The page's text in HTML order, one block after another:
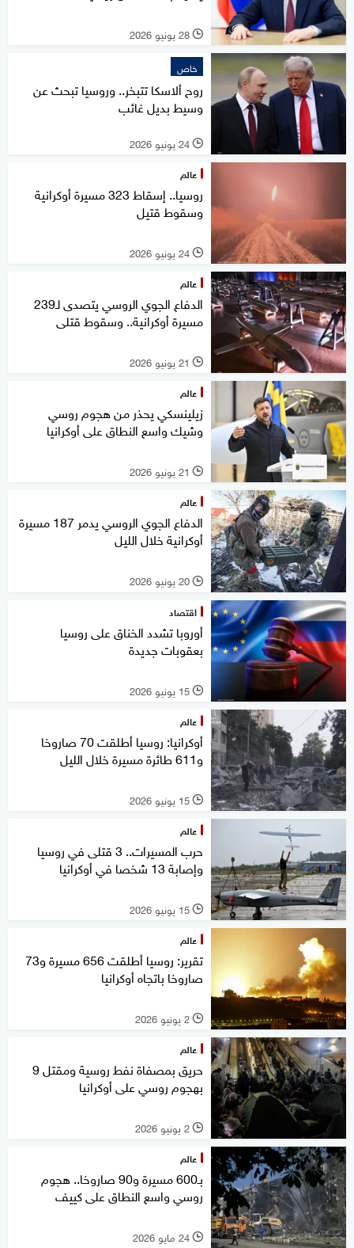
l 28 يونيو 2026
خاص
روح ألاسكا تتبخر.. وروسيا تبحث عن
وسيط بديل غائب
l 24 يونيو 2026
عالم
روسيا.. إسقاط 323 مسيرة أوكرانية
وسقوط قتيل
l 24 يونيو 2026
عالم
الدفاع الجوي الروسي يتصدى لـ239
مسيرة أوكرانية.. وسقوط قتلى
l 21 يونيو 2026
عالم
زيلينسكي يحذر من هجوم روسي
وشيك واسع النطاق على أوكرانيا
l 21 يونيو 2026
عالم
الدفاع الجوي الروسي يدمر 187 مسيرة
أوكرانية خلال الليل
l 20 يونيو 2026
اقتصاد
أوروبا تشدد الخناق على روسيا
بعقوبات جديدة
l 15 يونيو 2026
عالم
أوكرانيا: روسيا أطلقت 70 صاروخا
و611 طائرة مسيرة خلال الليل
l 15 يونيو 2026
عالم
حرب المسيرات.. 3 قتلى في روسيا
وإصابة 13 شخصا في أوكرانيا
l 15 يونيو 2026
عالم
تقرير: روسيا أطلقت 656 مسيرة و73
صاروخا باتجاه أوكرانيا
l 2 يونيو 2026
عالم
حريق بمصفاة نفط روسية ومقتل 9
بهجوم روسي على أوكرانيا
l 2 يونيو 2026
عالم
بـ600 مسيرة و90 صاروخا.. هجوم
روسي واسع النطاق على كييف
l 24 مايو 2026